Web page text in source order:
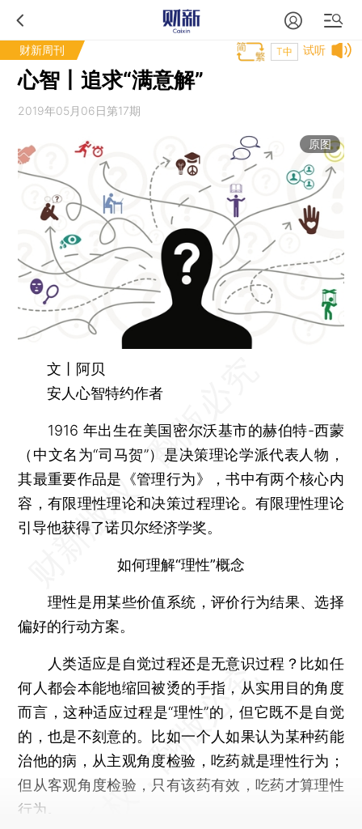
财新周刊 试听
T中
心智丨追求“满意解”
2019年05月06日第17期
原图
文丨阿贝
安人心智特约作者
1916 年出生在美国密尔沃基市的赫伯特-西蒙
（中文名为“司马贺”）是决策理论学派代表人物，
其最重要作品是《管理行为》，书中有两个核心内
容，有限理性理论和决策过程理论。有限理性理论
引导他获得了诺贝尔经济学奖。
如何理解“理性”概念
理性是用某些价值系统，评价行为结果、选择
偏好的行动方案。
人类适应是自觉过程还是无意识过程？比如任
何人都会本能地缩回被烫的手指，从实用目的角度
而言，这种适应过程是“理性”的，但它既不是自觉
的，也是不刻意的。比如一个人如果认为某种药能
治他的病，从主观角度检验，吃药就是理性行为；
但从客观角度检验，只有该药有效，吃药才算理性
行为。